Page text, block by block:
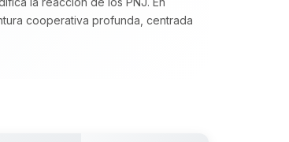
cooperativa profunda, centrada